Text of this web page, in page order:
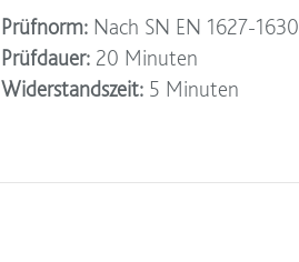
Prüfnorm:Nach SN EN 1627-1630
Prüfdauer: 20 Minuten
Widerstandszeit:5 Minuten